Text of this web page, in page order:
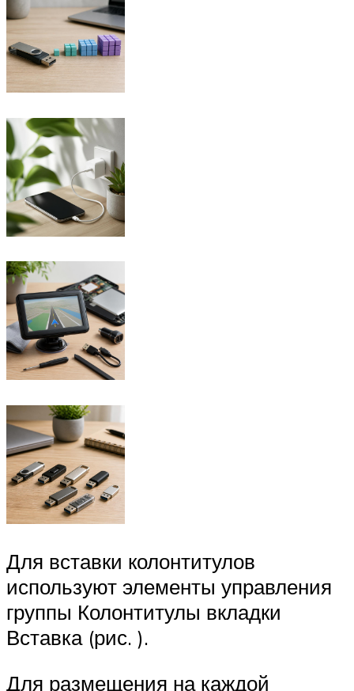
Для вставки колонтитулов
используют элементы управления
группы Колонтитулы вкладки
Вставка (рис. ).
Для размещения на каждой